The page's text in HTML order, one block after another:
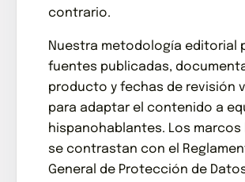
contrario.
Nuestra metodología editorial
fuentes publicadas,
producto y fechas de revisión
para adaptar el contenido a
hispanohablantes. Los marcos
se contrastan con el
General de Protección de Datos